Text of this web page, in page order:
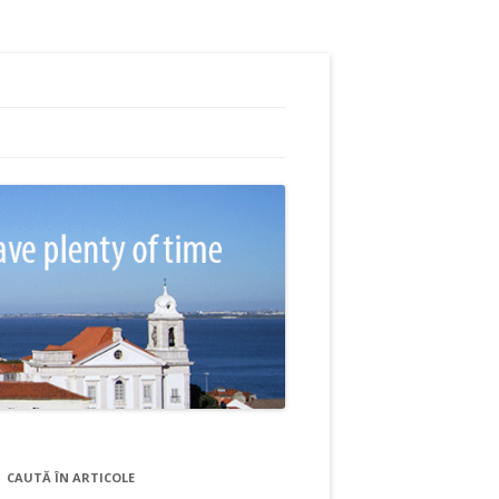
CAUTĂ ÎN ARTICOLE